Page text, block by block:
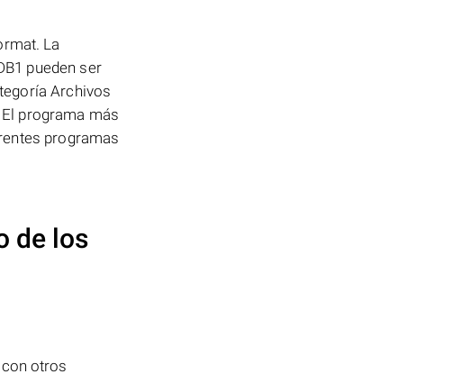
La
pueden ser
Archivos
programa más
programas
de los
otros